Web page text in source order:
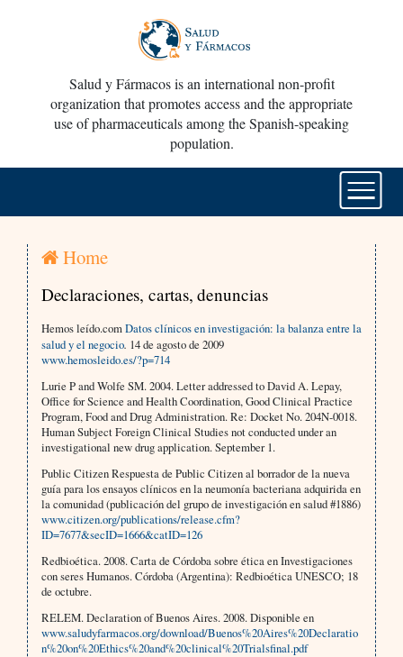
Salud y Fármacos is an international non-profit
organization that promotes access and the appropriate
use of pharmaceuticals among the Spanish-speaking
population.
Home
Declaraciones, cartas, denuncias
Hemos leído.comDatos clínicos en investigación: la balanza entre la
salud y el negocio. 14 de agosto de 2009
www.hemosleido.es/?p=714
Lurie P and Wolfe SM. 2004. Letter addressed to David A. Lepay,
Office for Science and Health Coordination, Good Clinical Practice
Program, Food and Drug Administration. Re: Docket No. 204N-0018.
Human Subject Foreign Clinical Studies not conducted under an
investigational new drug application. September 1.
Public Citizen Respuesta de Public Citizen al borrador de la nueva
guía para los ensayos clínicos en la neumonía bacteriana adquirida en
la comunidad (publicación del grupo de investigación en salud #1886)
www.citizen.org/publications/release.cfm?
ID=7677&secID=1666&catID=126
Redbioética. 2008. Carta de Córdoba sobre ética en Investigaciones
con seres Humanos. Córdoba (Argentina): Redbioética UNESCO; 18
de octubre.
RELEM. Declaration of Buenos Aires. 2008. Disponible en
www.saludyfarmacos.org/download/Buenos%20Aires%20Declaratio
n%20on%20Ethics%20and%20clinical%20Trialsfinal.pdf